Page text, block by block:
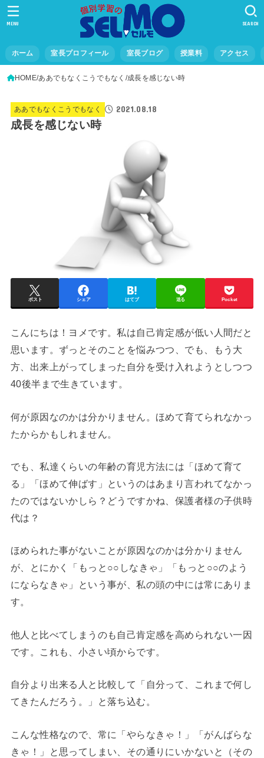
ホーム 室長プロフィール 室長ブログ 授業料 アクセス
SEARCH
MENU
HOME ああでもなくこうでもなく 成長を感じない時
ああでもなくこうでもなく 2021.08.18
成長を感じない時
ポスト シェア はてブ 送る Pocket
こんにちは！ヨメです。私は自己肯定感が低い人間だと
思います。ずっとそのことを悩みつつ、でも、もう大
方、出来上がってしまった自分を受け入れようとしつつ
40後半まで生きています。
何が原因なのかは分かりません。ほめて育てられなかっ
たからかもしれません。
でも、私達くらいの年齢の育児方法には「ほめて育て
る」「ほめて伸ばす」というのはあまり言われてなかっ
たのではないかしら？どうですかね、保護者様の子供時
代は？
ほめられた事がないことが原因なのかは分かりません
が、とにかく「もっと○○しなきゃ」「もっと○○のよう
にならなきゃ」という事が、私の頭の中には常にありま
す。
他人と比べてしまうのも自己肯定感を高められない一因
です。これも、小さい頃からです。
自分より出来る人と比較して「自分って、これまで何し
てきたんだろう。」と落ち込む。
こんな性格なので、常に「やらなきゃ！」「がんばらな
きゃ！」と思ってしまい、その通りにいかないと（その